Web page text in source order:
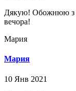
Дякую! Обожнюю з
вечора!
Мария
Мария
10 Янв 2021